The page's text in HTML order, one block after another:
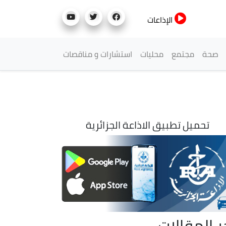
الإذاعات
صحة مجتمع محليات استشارات و مناقصات
تحميل تطبيق الاذاعة الجزائرية